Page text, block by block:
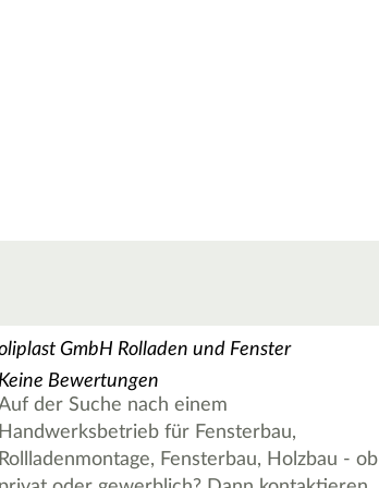
GmbH Rolladen und Fenster
Keine Bewertungen
der Suche nach einem
Handwerksbetrieb für Fensterbau,
Rollladenmontage, Fensterbau, Holzbau - ob